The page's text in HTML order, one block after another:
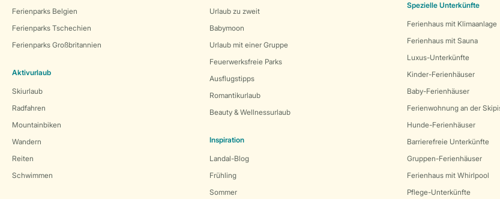
Ferienparks Belgien
Ferienparks Tschechien
Ferienparks Großbritannien
Aktivurlaub
Skiurlaub
Radfahren
Mountainbiken
Wandern
Reiten
Schwimmen
Urlaub zu zweit
Babymoon
Urlaub mit einer Gruppe
Feuerwerksfreie Parks
Ausflugstipps
Romantikurlaub
Beauty & Wellnessurlaub
Inspiration
Landal-Blog
Frühling
Sommer
Spezielle Unterkünfte
Ferienhaus mit Klimaanlage
Ferienhaus mit Sauna
Luxus-Unterkünfte
Kinder-Ferienhäuser
Baby-Ferienhäuser
Ferienwohnung an der
Hunde-Ferienhäuser
Barrierefreie Unterkünfte
Gruppen-Ferienhäuser
Ferienhaus mit Whirlpool
Pflege-Unterkünfte